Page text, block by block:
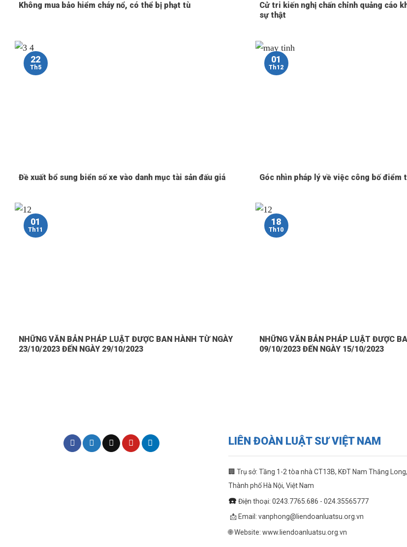
Không mua bảo hiểm cháy nổ, có thể bị phạt tù
Cử tri kiến nghị chấn chỉnh quảng cáo
sự thật
Đề xuất bổ sung biển số xe vào danh mục tài sản đấu giá
22
Th5
Góc nhìn pháp lý về việc công bố điểm
01
Th12
NHỮNG VĂN BẢN PHÁP LUẬT ĐƯỢC BAN HÀNH TỪ NGÀY
23/10/2023 ĐẾN NGÀY 29/10/2023
01
Th11
NHỮNG VĂN BẢN PHÁP LUẬT ĐƯỢC
09/10/2023 ĐẾN NGÀY 15/10/2023
18
Th10
LIÊN ĐOÀN LUẬT SƯ VIỆT NAM
🏢 Trụ sở: Tầng 1-2 tòa nhà CT13B, KĐT Nam Thăng
Thành phố Hà Nội, Việt Nam
☎️ Điện thoại: 0243.7765.686 - 024.35565777
📩 Email: vanphong@liendoanluatsu.org.vn
🌐 Website: www.liendoanluatsu.org.vn